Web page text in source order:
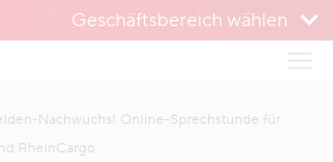
Geschäftsbereich wählen
Nachwuchs! Online-Sprechstunde für
RheinCargo